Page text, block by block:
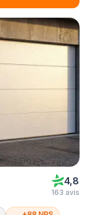
4,8
163 avis